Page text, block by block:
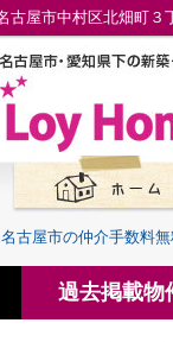
名古屋市の仲介手数料
過去掲載物